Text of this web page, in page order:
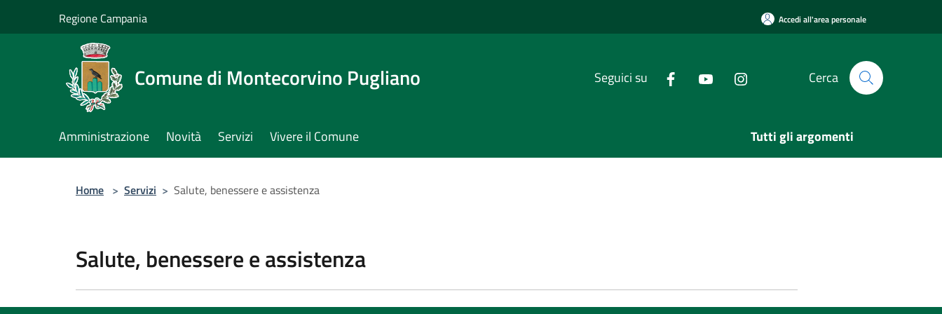
Regione Campania Accedi all'area personale
Comune di Montecorvino Pugliano Seguici su Cerca
Amministrazione Novità Servizi Vivere il Comune Tutti gli argomenti
Home > Servizi > Salute, benessere e assistenza
Salute, benessere e assistenza